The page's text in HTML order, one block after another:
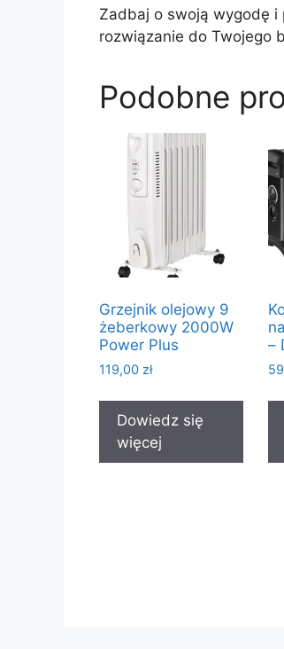
Zadbaj o swoją wygodę i
rozwiązanie do Twojego
Podobne
Grzejnik olejowy 9
żeberkowy 2000W
Power Plus
119,00 zł
Dowiedz się
więcej
–